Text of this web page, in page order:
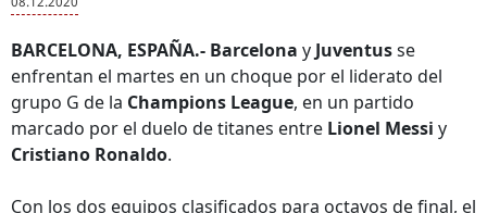
BARCELONA, ESPAÑA.- Barcelona y Juventusse
enfrentan el martes en un choque por el liderato del
grupo G de la Champions League, en un partido
marcado por el duelo de titanes entre Lionel Messi y
Cristiano Ronaldo.
Con los dos equipos clasificados para octavos de final, el